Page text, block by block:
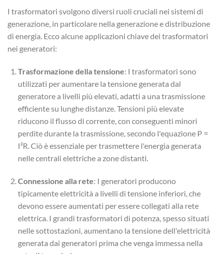
I trasformatori svolgono diversi ruoli cruciali nei sistemi di
generazione, in particolare nella generazione e distribuzione
di energia. Ecco alcune applicazioni chiave dei trasformatori
nei generatori:
Trasformazione della tensione: I trasformatori sono
utilizzati per aumentare la tensione generata dal
generatore a livelli più elevati, adatti a una trasmissione
efficiente su lunghe distanze. Tensioni più elevate
riducono il flusso di corrente, con conseguenti minori
perdite durante la trasmissione, secondo l'equazione P =
I²R. Ciò è essenziale per trasmettere l'energia generata
nelle centrali elettriche a zone distanti.
Connessione alla rete: I generatori producono
tipicamente elettricità a livelli di tensione inferiori, che
devono essere aumentati per essere collegati alla rete
elettrica. I grandi trasformatori di potenza, spesso situati
nelle sottostazioni, aumentano la tensione dell'elettricità
generata dai generatori prima che venga immessa nella